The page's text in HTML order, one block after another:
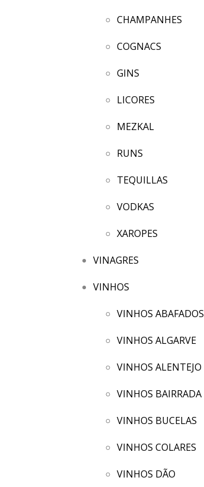
CHAMPANHES
COGNACS
GINS
LICORES
MEZKAL
RUNS
TEQUILLAS
VODKAS
XAROPES
VINAGRES
VINHOS
VINHOS ABAFADOS
VINHOS ALGARVE
VINHOS ALENTEJO
VINHOS BAIRRADA
VINHOS BUCELAS
VINHOS COLARES
VINHOS DÃO